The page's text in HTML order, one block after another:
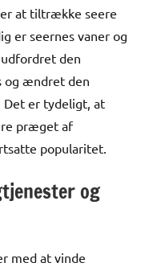
at tiltrække seere
er seernes vaner og
den
og ændret den
er tydeligt, at
præget af
popularitet.
og
med at vinde